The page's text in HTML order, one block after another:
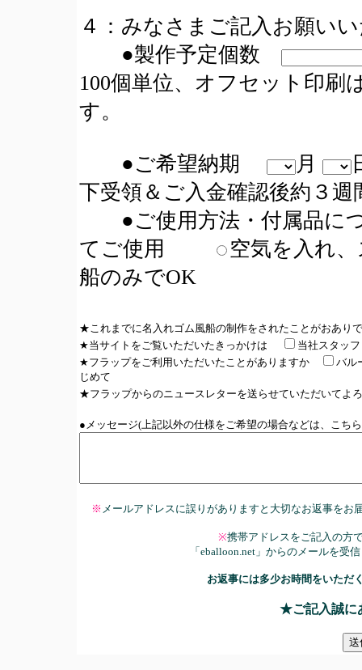
４：みなさまご記入お願い
●製作予定個数
100個単位、オフセット印刷
す。
●ご希望納期 月
下受領＆ご入金確認後約３週
●ご使用方法・付属品
てご使用
空気を入れ
船のみでOK
★これまでに名入れゴム風船の制作をされたことがおあ
★当サイトをご覧いただいたきっかけは
当社スタッ
★フラップをご利用いただいたことがありますか
バ
じめて
★フラップからのニュースレターを送らせていただいて
●メッセージ(上記以外の仕様をご希望の場合などは、こち
※ メールアドレスに誤りがありますと大切なお返事を
※携帯アドレスをご記入の方
「eballoon.net」からのメールを受
お返事には多少お時間をいただ
★ご記入誠に